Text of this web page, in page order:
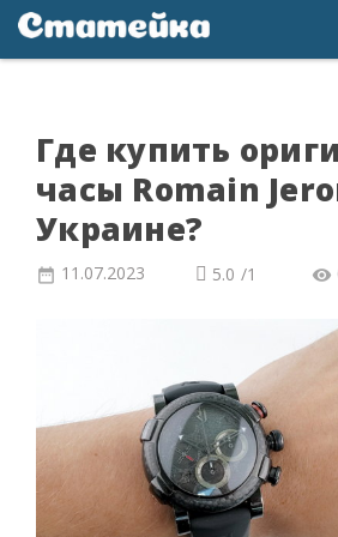
Где купить
часы Romain
Украине?
11.07.2023 5.0 /1